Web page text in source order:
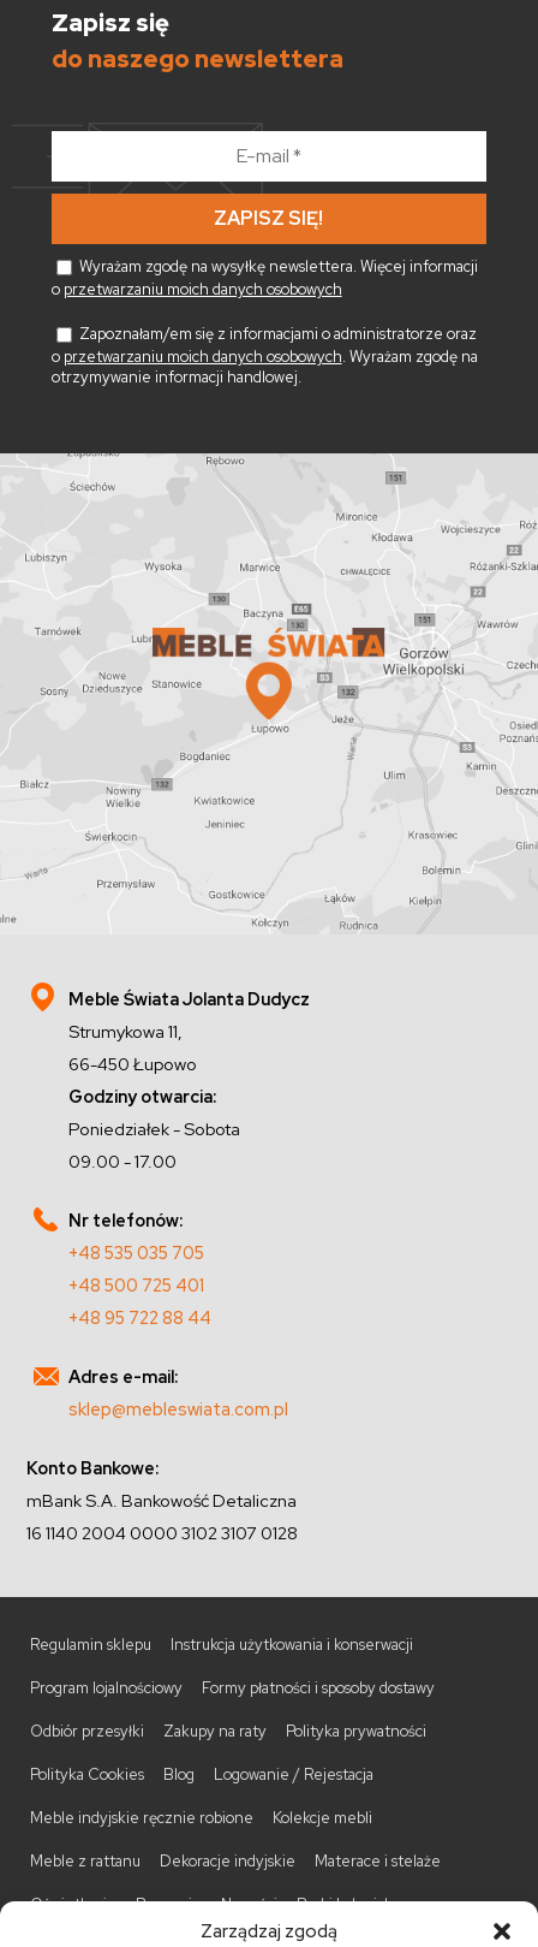
Zarządzaj zgodą
Zapisz się
do naszego newslettera
*
Wyrażam zgodę na wysyłkę newslettera. Więcej informacji
o przetwarzaniu moich danych osobowych
Zapoznałam/em się z informacjami o administratorze oraz
o przetwarzaniu moich danych osobowych. Wyrażam zgodę na
otrzymywanie informacji handlowej.
Meble Świata Jolanta Dudycz
Strumykowa 11,
66-450 Łupowo
Godziny otwarcia:
Poniedziałek - Sobota
09.00 - 17.00
Nr telefonów:
+48 535 035 705
+48 500 725 401
+48 95 722 88 44
Adres e-mail:
sklep@mebleswiata.com.pl
Konto Bankowe:
mBank S.A. Bankowość Detaliczna
16 1140 2004 0000 3102 3107 0128
Regulamin sklepu Instrukcja użytkowania i konserwacji
Program lojalnościowy Formy płatności i sposoby dostawy
Odbiór przesyłki Zakupy na raty Polityka prywatności
Polityka Cookies Blog Logowanie / Rejestacja
Meble indyjskie ręcznie robione Kolekcje mebli
Meble z rattanu Dekoracje indyjskie Materace i stelaże
Oświetlenie Promocje Nowości Barki kolonialne